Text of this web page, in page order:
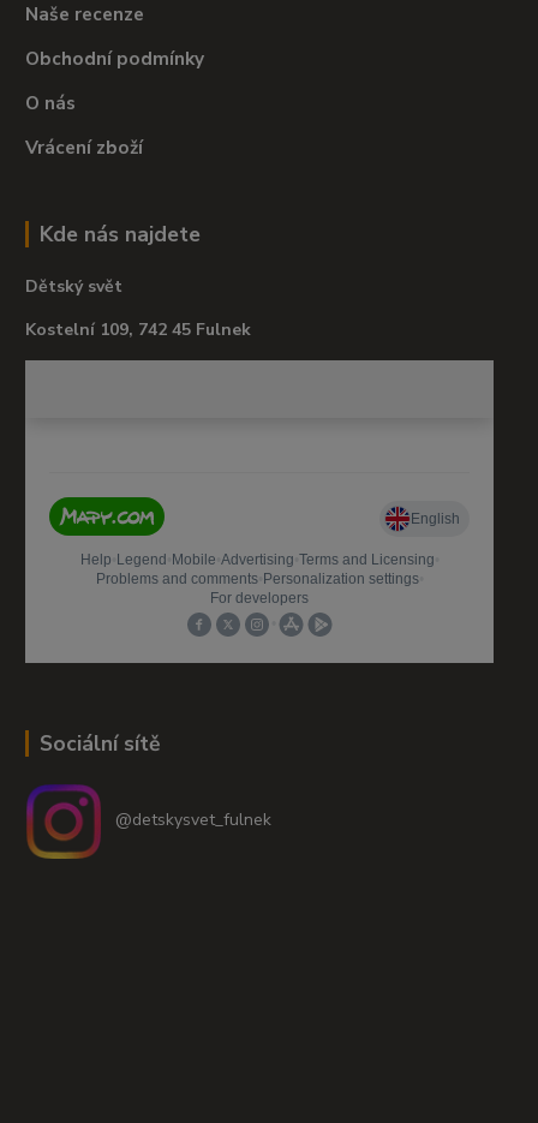
Naše recenze
Obchodní podmínky
O nás
Vrácení zboží
Kde nás najdete
Dětský svět
Kostelní 109, 742 45 Fulnek
Sociální sítě
@detskysvet_fulnek